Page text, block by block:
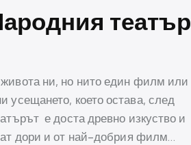
театър
живота ни, но нито един филм или
усещането, което остава, след
е доста древно изкуство и
дори и от най-добрия филм…